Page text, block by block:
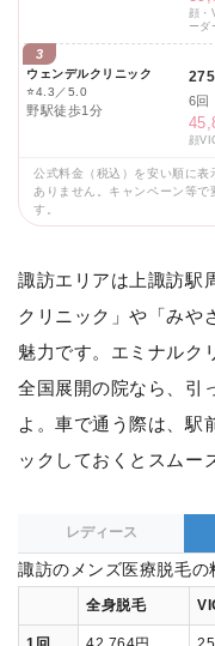
顔・
ーダ
3
ウェンデルクリニック
⭐4.3／5.0
野駅徒歩1分
6回
顔
公式料金（税込）を安い順に
ありません。キャンペーン等
す。
諏訪エリアは上諏訪駅
クリニック」や「みや
魅力です。エミナルク
全国展開の院なら、引
よ。車で通う際は、駅
ックしておくとスムー
レディース
諏訪のメンズ医療脱毛の
全身脱毛